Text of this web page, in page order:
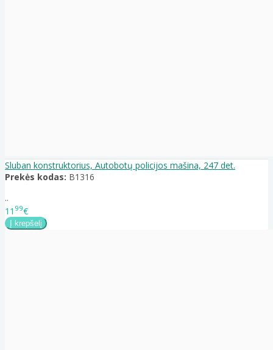
Sluban konstruktorius, Autobotų policijos mašina, 247 det.
Prekės kodas: B1316
..
11 99€